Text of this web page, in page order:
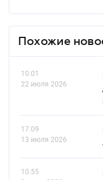
Похожие
10.01
22 июля 2026
17.09
13 июля 2026
10.55